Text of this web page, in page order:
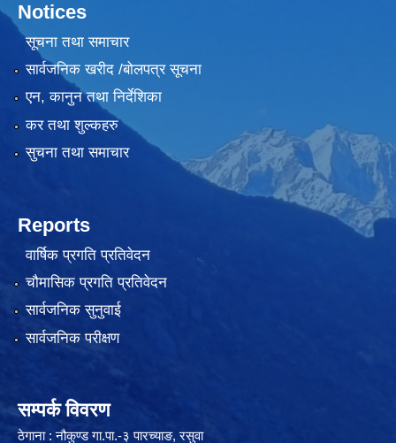
Notices
सूचना तथा समाचार
सार्वजनिक खरीद /बोलपत्र सूचना
एन, कानुन तथा निर्देशिका
कर तथा शुल्कहरु
सुचना तथा समाचार
Reports
वार्षिक प्रगति प्रतिवेदन
चौमासिक प्रगति प्रतिवेदन
सार्वजनिक सुनुवाई
सार्वजनिक परीक्षण
सम्पर्क विवरण
ठेगाना : नौकुण्ड गा.पा.-३ पारच्याङ, रसुवा